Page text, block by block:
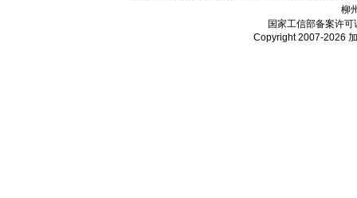
柳
国家工信部备案许可
Copyright 2007-2026